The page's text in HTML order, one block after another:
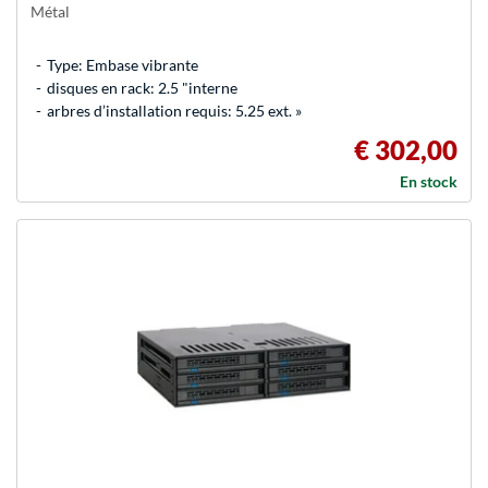
Métal
Type: Embase vibrante
disques en rack: 2.5 "interne
arbres d’installation requis: 5.25 ext. »
€ 302,00
En stock